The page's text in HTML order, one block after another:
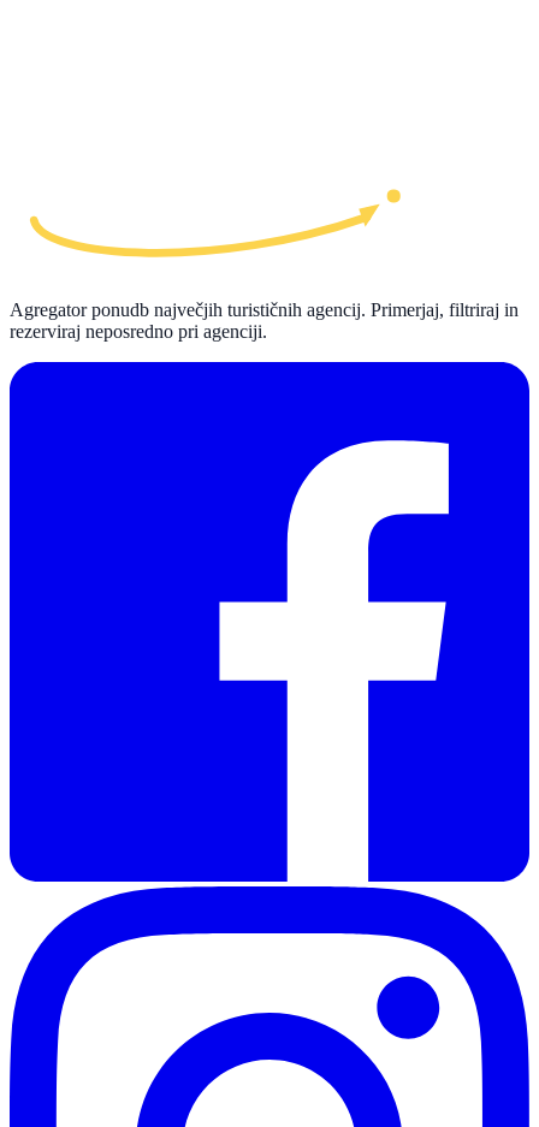
Agregator ponudb največjih turističnih agencij. Primerjaj, filtriraj in
rezerviraj neposredno pri agenciji.